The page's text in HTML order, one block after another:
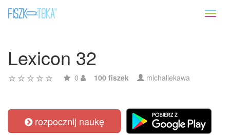
Lexicon 32
0 100 fiszek michallekawa
rozpocznij naukę